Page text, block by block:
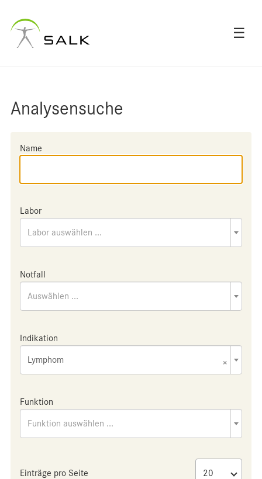
☰
Analysensuche
Name
Labor
Labor auswählen ...
Notfall
Auswählen ...
Indikation
×
Lymphom
Funktion
Funktion auswählen ...
Einträge pro Seite